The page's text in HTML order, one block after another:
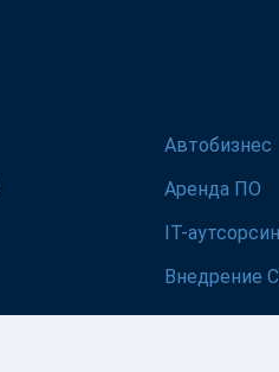
Автобизнес
Аренда ПО
IT-
Внедрение